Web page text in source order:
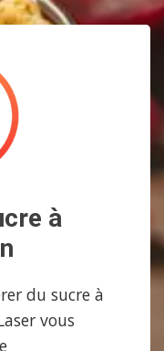
à
du sucre à
vous